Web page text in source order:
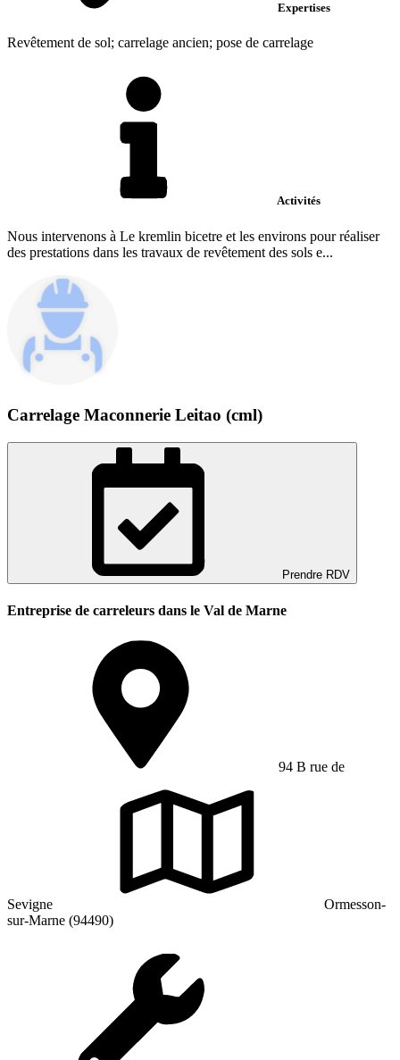
Expertises
Revêtement de sol; carrelage ancien; pose de carrelage
Activités
Nous intervenons à Le kremlin bicetre et les environs pour réaliser
des prestations dans les travaux de revêtement des sols e...
Carrelage Maconnerie Leitao (cml)
Prendre RDV
Entreprise de carreleurs dans le Val de Marne
94 B rue de
Sevigne
Ormesson-
sur-Marne (94490)